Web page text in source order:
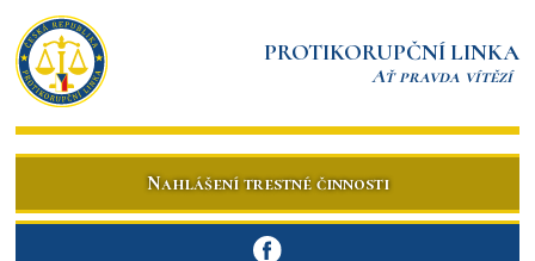
PROTIKORUPČNÍ LINKA
Ať pravda vítězí
Nahlášení trestné činnosti